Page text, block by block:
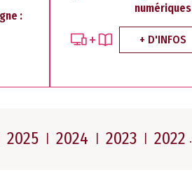
:
numériques
+ D'INFOS
2025 2024 2023 2022